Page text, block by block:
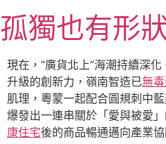
至
主
要
內
容
孤獨也有形
現在，“廣貨北上”海潮持續深
升級的創新力，嶺南智造已無
肌理，粵蒙一起配合圓規刺中藍
爆發出一連串關於「愛與被愛
康住宅後的商品暢通邁向產業